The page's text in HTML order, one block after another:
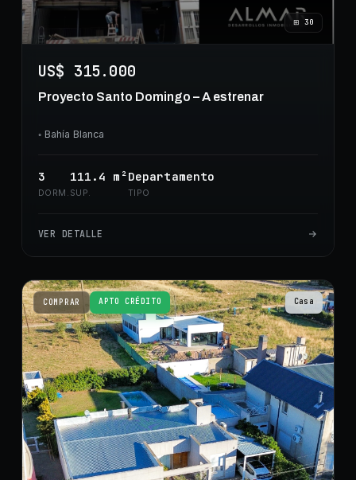
⊞30
US$ 315.000
Proyecto Santo Domingo – A estrenar
◦ Bahía Blanca
3
DORM.
111.4 m²
SUP.
Departamento
TIPO
VER DETALLE
COMPRAR APTO CRÉDITO Casa